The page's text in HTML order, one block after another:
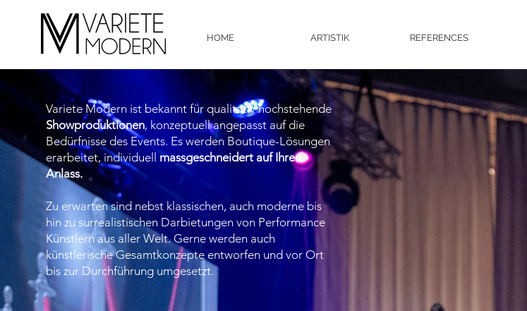
HOME ARTISTIK REFERENCES
Variete Modern ist bekannt für qualitativ hochstehende
Showproduktionen, konzeptuell angepasst auf die
Bedürfnisse des Events. Es werden Boutique-Lösungen
erarbeitet, individuellmassgeschneidert auf Ihren
Anlass.
Zu erwarten sind nebst klassischen, auch moderne bis
hin zu surrealistischen Darbietungen von Performance
Künstlern aus aller Welt.Gerne werden auch
künstlerische Gesamtkonzepte entworfen und vor Ort
bis zur Durchführung umgesetzt.